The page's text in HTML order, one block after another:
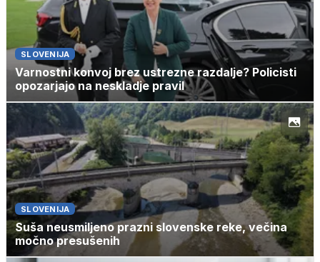
SLOVENIJA
Varnostni konvoj brez ustrezne razdalje? Policisti
opozarjajo na neskladje pravil
SLOVENIJA
Suša neusmiljeno prazni slovenske reke, večina
močno presušenih